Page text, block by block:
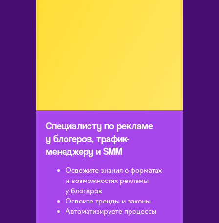
Специалисту по рекламе
у блогеров, трафик-
менеджеру и SMM
Освежите знания о форматах
и возможностях рекламы
у блогеров
Освоите тренды и законы
Автоматизируете процессы